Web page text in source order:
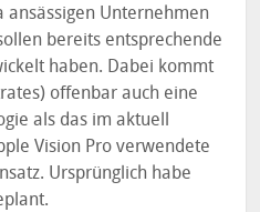
ansässigen Unternehmen
bereits entsprechende
haben. Dabei kommt
offenbar auch eine
als das im aktuell
Vision Pro verwendete
Ursprünglich habe